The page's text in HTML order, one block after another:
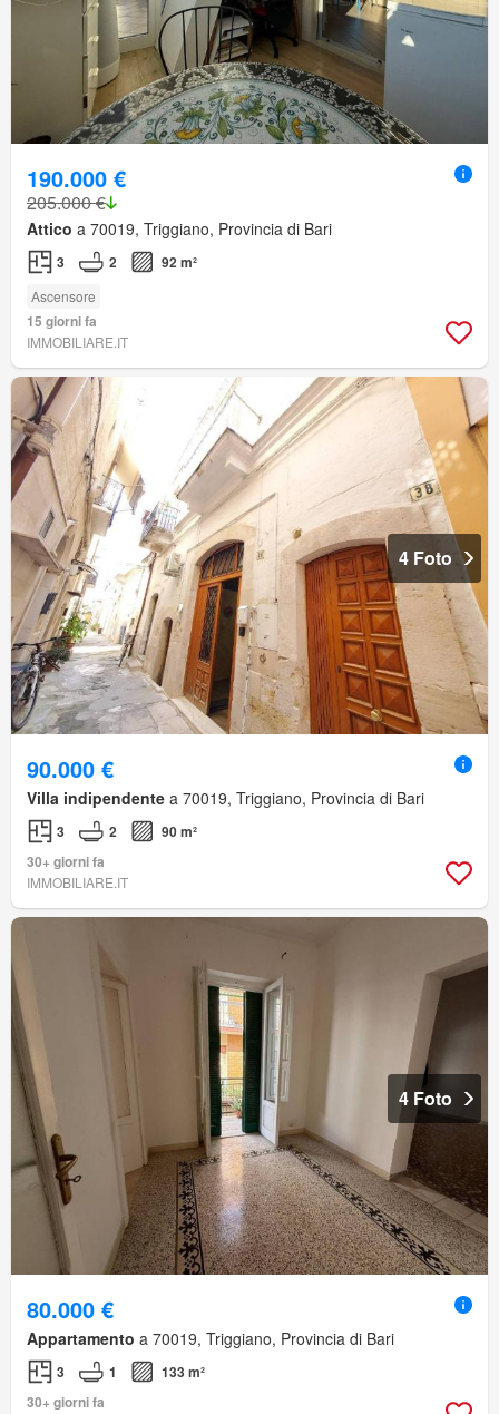
190.000 €
205.000 €
Attico a 70019, Triggiano, Provincia di Bari
3 2 92 m²
Ascensore
15 giorni fa
IMMOBILIARE.IT
4 Foto
90.000 €
Villa indipendente a 70019, Triggiano, Provincia di Bari
3 2
90 m²
30+ giorni fa
IMMOBILIARE.IT
4 Foto
80.000 €
Appartamento a 70019, Triggiano, Provincia di Bari
3 1
133 m²
30+ giorni fa